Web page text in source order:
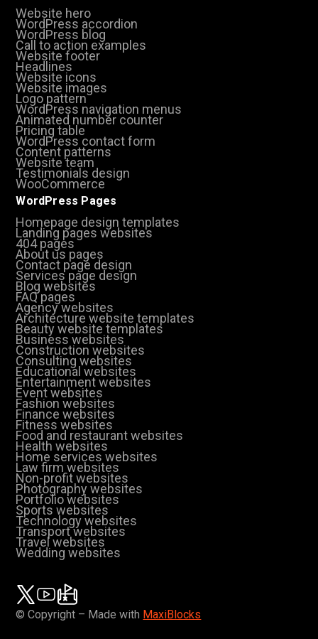
Website hero
WordPress accordion
WordPress blog
Call to action examples
Website footer
Headlines
Website icons
Website images
Logo pattern
WordPress navigation menus
Animated number counter
Pricing table
WordPress contact form
Content patterns
Website team
Testimonials design
WooCommerce
WordPress Pages
Homepage design templates
Landing pages websites
404 pages
About us pages
Contact page design
Services page design
Blog websites
FAQ pages
Agency websites
Architecture website templates
Beauty website templates
Business websites
Construction websites
Consulting websites
Educational websites
Entertainment websites
Event websites
Fashion websites
Finance websites
Fitness websites
Food and restaurant websites
Health websites
Home services websites
Law firm websites
Non-profit websites
Photography websites
Portfolio websites
Sports websites
Technology websites
Transport websites
Travel websites
Wedding websites
© Copyright – Made with MaxiBlocks